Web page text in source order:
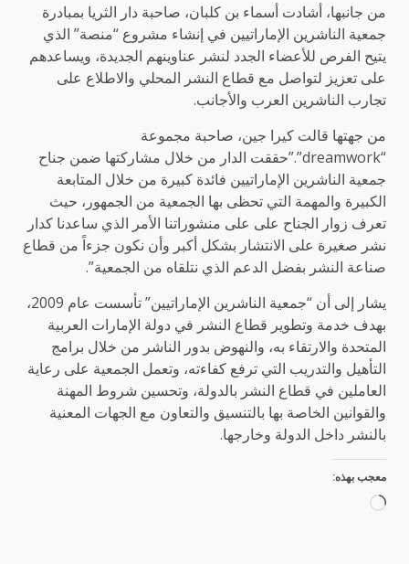
من جانبها، أشادت أسماء بن كلبان، صاحبة دار الثريا بمبادرة
جمعية الناشرين الإماراتيين في إنشاء مشروع “منصة” الذي
يتيح الفرص للأعضاء الجدد لنشر عناوينهم الجديدة، ويساعدهم
على تعزيز لتواصل مع قطاع النشر المحلي والاطلاع على
تجارب الناشرين العرب والأجانب.
من جهتها قالت كيرا جين، صاحبة مجموعة
“dreamwork”.”حققت الدار من خلال مشاركتها ضمن جناح
جمعية الناشرين الإماراتيين فائدة كبيرة من خلال المتابعة
الكبيرة والمهمة التي تحظى بها الجمعية من الجمهور، حيث
تعرف زوار الجناح على على منشوراتنا الأمر الذي ساعدنا كدار
نشر صغيرة على الانتشار بشكل أكبر وأن نكون جزءاً من قطاع
صناعة النشر بفضل الدعم الذي نتلقاه من الجمعية”.
يشار إلى أن “جمعية الناشرين الإماراتيين” تأسست عام 2009،
بهدف خدمة وتطوير قطاع النشر في دولة الإمارات العربية
المتحدة والارتقاء به، والنهوض بدور الناشر من خلال برامج
التأهيل والتدريب التي ترفع كفاءته، وتعمل الجمعية على رعاية
العاملين في قطاع النشر بالدولة، وتحسين شروط المهنة
والقوانين الخاصة بها بالتنسيق والتعاون مع الجهات المعنية
بالنشر داخل الدولة وخارجها.
معجب بهذه:
جاري